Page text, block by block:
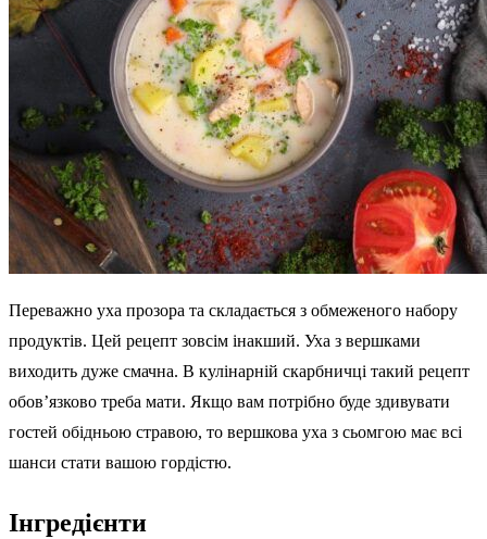
Переважно уха прозора та складається з обмеженого набору
продуктів. Цей рецепт зовсім інакший. Уха з вершками
виходить дуже смачна. В кулінарній скарбничці такий рецепт
обов’язково треба мати. Якщо вам потрібно буде здивувати
гостей обідньою стравою, то вершкова уха з сьомгою має всі
шанси стати вашою гордістю.
Інгредієнти